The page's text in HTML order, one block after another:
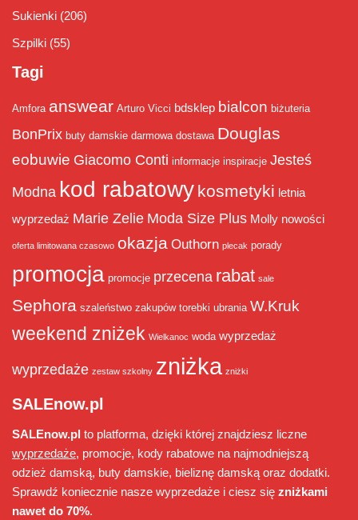
Sukienki (206)
Szpilki (55)
Tagi
Amfora answear Arturo Vicci bdsklep bialcon biżuteria
BonPrix buty damskie darmowa dostawa Douglas
eobuwie Giacomo Conti informacje inspiracje Jesteś
Modna kod rabatowy kosmetyki letnia
wyprzedaż Marie Zelie Moda Size Plus Molly nowości
oferta limitowana czasowo okazja Outhorn plecak porady
promocja promocje przecena rabat sale
Sephora szaleństwo zakupów torebki ubrania W.Kruk
weekend zniżek Wielkanoc woda wyprzedaż
wyprzedaże zestaw szkolny zniżka zniżki
SALEnow.pl
SALEnow.pl to platforma, dzięki której znajdziesz liczne
wyprzedaże, promocje, kody rabatowe na najmodniejszą
odzież damską, buty damskie, bieliznę damską oraz dodatki.
Sprawdź koniecznie nasze wyprzedaże i ciesz się zniżkami
nawet do 70%.